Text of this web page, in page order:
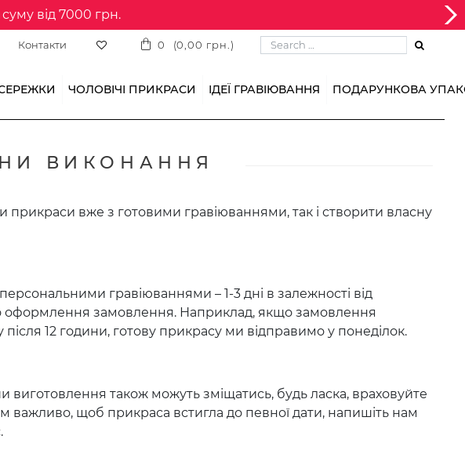
від 7000 грн.
Контакти 0 (0,00 грн. )
ЧОЛОВІЧІ ПРИКРАСИ ІДЕЇ ГРАВІЮВАННЯ ПОДАРУНКОВА
ВИКОНАННЯ
вже з готовими гравіюваннями, так і створити власну
гравіюваннями – 1-3 дні в залежності від
оформлення замовлення. Наприклад, якщо замовлення
12 години, готову прикрасу ми відправимо у понеділок.
виготовлення також можуть зміщатись, будь ласка, враховуйте
щоб прикраса встигла до певної дати, напишіть нам